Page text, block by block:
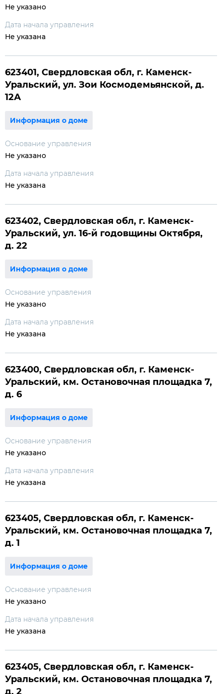
Не указано
Дата начала управления
Не указана
623401, Свердловская обл, г. Каменск-
Уральский, ул. Зои Космодемьянской, д.
12А
Информация о доме
Основание управления
Не указано
Дата начала управления
Не указана
623402, Свердловская обл, г. Каменск-
Уральский, ул. 16-й годовщины Октября,
д. 22
Информация о доме
Основание управления
Не указано
Дата начала управления
Не указана
623400, Свердловская обл, г. Каменск-
Уральский, км. Остановочная площадка 7,
д. 6
Информация о доме
Основание управления
Не указано
Дата начала управления
Не указана
623405, Свердловская обл, г. Каменск-
Уральский, км. Остановочная площадка 7,
д. 1
Информация о доме
Основание управления
Не указано
Дата начала управления
Не указана
623405, Свердловская обл, г. Каменск-
Уральский, км. Остановочная площадка 7,
д. 2